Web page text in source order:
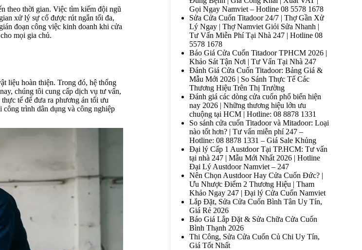
theo thời gian. Việc tìm kiếm đội ngũ
xử lý sự cố được rút ngắn tối đa,
đoạn công việc kinh doanh khi cửa
mọi gia chủ.
liệu hoàn thiện. Trong đó, hệ thống
chúng tôi cung cấp dịch vụ tư vấn,
tế để đưa ra phương án tối ưu
trình dân dụng và công nghiệp
Gọi Ngay Namviet – Hotline 08 5578 1678
Sửa Cửa Cuốn Titadoor 24/7 | Thợ Gần Xử
Lý Ngay | Thợ Namviet Giỏi Sửa Nhanh |
Tư Vấn Miễn Phí Tại Nhà 247 | Hotline 08
5578 1678
Báo Giá Cửa Cuốn Titadoor TPHCM 2026 |
Khảo Sát Tận Nơi | Tư Vấn Tại Nhà 247
Đánh Giá Cửa Cuốn Titadoor: Bảng Giá &
Mẫu Mới 2026 | So Sánh Thực Tế Các
Thương Hiệu Trên Thị Trường
Đánh giá các dòng cửa cuốn phổ biến hiện
nay 2026 | Những thương hiệu lớn ưu
chuộng tại HCM | Hotline: 08 8878 1331
So sánh cửa cuốn Titadoor và Mitadoor: Loại
nào tốt hơn? | Tư vấn miễn phí 247 –
Hotline: 08 8878 1331 – Giá Sale Khủng
Đại lý Cấp 1 Austdoor Tại TP.HCM: Tư vấn
tại nhà 247 | Mẫu Mới Nhất 2026 | Hotline
Đại Lý Austdoor Namviet – 247
Nên Chọn Austdoor Hay Cửa Cuốn Đức? |
Ưu Nhược Điểm 2 Thương Hiệu | Tham
Khảo Ngay 247 | Đại lý Cửa Cuốn Namviet
Lắp Đặt, Sửa Cửa Cuốn Bình Tân Uy Tín,
Giá Rẻ 2026
Báo Giá Lắp Đặt & Sửa Chữa Cửa Cuốn
Bình Thạnh 2026
Thi Công, Sửa Cửa Cuốn Củ Chi Uy Tín,
Giá Tốt Nhất